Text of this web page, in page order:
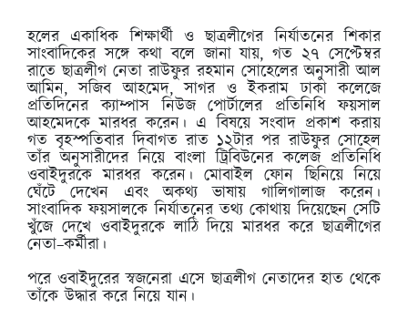
হলের একাধিক শিক্ষার্থী ও ছাত্রলীগের নির্যাতনের শিকার
সাংবাদিকের সঙ্গে কথা বলে জানা যায়, গত ২৭ সেপ্টেম্বর
রাতে ছাত্রলীগ নেতা রাউফুর রহমান সোহেলের অনুসারী আল
আমিন, সজিব আহমেদ, সাগর ও ইকরাম ঢাকা কলেজে
প্রতিদিনের ক্যাম্পাস নিউজ পোর্টালের প্রতিনিধি ফয়সাল
আহমেদকে মারধর করেন। এ বিষয়ে সংবাদ প্রকাশ করায়
গত বৃহস্পতিবার দিবাগত রাত ১২টার পর রাউফুর সোহেল
তাঁর অনুসারীদের নিয়ে বাংলা ট্রিবিউনের কলেজ প্রতিনিধি
ওবাইদুরকে মারধর করেন। মোবাইল ফোন ছিনিয়ে নিয়ে
ঘেঁটে দেখেন এবং অকথ্য ভাষায় গালিগালাজ করেন।
সাংবাদিক ফয়সালকে নির্যাতনের তথ্য কোথায় দিয়েছেন সেটি
খুঁজে দেখে ওবাইদুরকে লাঠি দিয়ে মারধর করে ছাত্রলীগের
নেতা–কর্মীরা।
পরে ওবাইদুরের স্বজনেরা এসে ছাত্রলীগ নেতাদের হাত থেকে
তাঁকে উদ্ধার করে নিয়ে যান।